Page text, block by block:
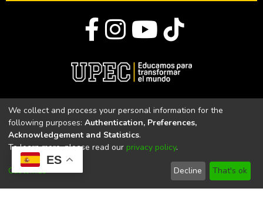
ES
Universidad Politécnica Estatal del Carchi
Universidad Politécnica Estatal del Carchi | Acreditada por el
CACES Resolución N°. 160-SE-33-CACES-2020
We collect and process your personal information for the
following purposes: Authentication, Preferences,
Acknowledgement and Statistics.
To learn more, please read our privacy policy.
Customize Decline That's ok